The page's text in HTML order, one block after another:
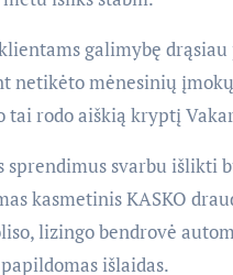
galimybę
netikėto mėnesinių
rodo aiškią kryptį
svarbu išlikti
kasmetinis KASKO
lizingo bendrovė
išlaidas.